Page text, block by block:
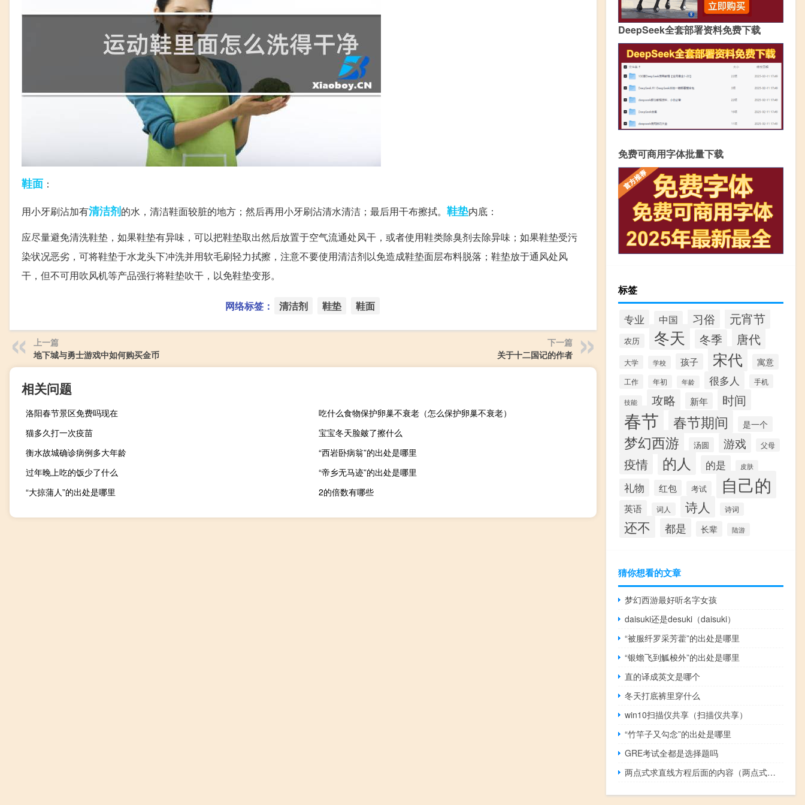
鞋面 ：
用小牙刷沾加有清洁剂的水，清洁鞋面较脏的地方；然后再用小牙刷沾清水清洁；最后用干布擦拭。 鞋垫内底：
应尽量避免清洗鞋垫，如果鞋垫有异味，可以把鞋垫取出然后放置于空气流通处风干，或者使用鞋类除臭剂去除异味；如果鞋垫受污
染状况恶劣，可将鞋垫于水龙头下冲洗并用软毛刷轻力拭擦，注意不要使用清洁剂以免造成鞋垫面层布料脱落；鞋垫放于通风处风
干，但不可用吹风机等产品强行将鞋垫吹干，以免鞋垫变形。
网络标签： 清洁剂 鞋垫 鞋面
上一篇
地下城与勇士游戏中如何购买金币
下一篇
关于十二国记的作者
相关问题
洛阳春节景区免费吗现在
吃什么食物保护卵巢不衰老（怎么保护卵巢不衰老）
猫多久打一次疫苗
宝宝冬天脸皴了擦什么
衡水故城确诊病例多大年龄
“西岩卧病翁”的出处是哪里
过年晚上吃的饭少了什么
“帝乡无马迹”的出处是哪里
“大掠蒲人”的出处是哪里
2的倍数有哪些
DeepSeek全套部署资料免费下载
免费可商用字体批量下载
标签
专业 中国 习俗 元宵节
农历 冬天 冬季 唐代
大学 学校 孩子 宋代 寓意
工作 年初 年龄 很多人 手机
技能 攻略 新年 时间
春节 春节期间 是一个
梦幻西游 汤圆 游戏 父母
疫情 的人 的是 皮肤
礼物 红包 考试 自己的
英语 词人 诗人 诗词
还不 都是 长辈 陆游
猜你想看的文章
梦幻西游最好听名字女孩
daisuki还是desuki（daisuki）
“被服纤罗采芳藿”的出处是哪里
“银蟾飞到觚梭外”的出处是哪里
直的译成英文是哪个
冬天打底裤里穿什么
win10扫描仪共享（扫描仪共享）
“竹竿子又勾念”的出处是哪里
GRE考试全都是选择题吗
两点式求直线方程后面的内容（两点式求直线方程）